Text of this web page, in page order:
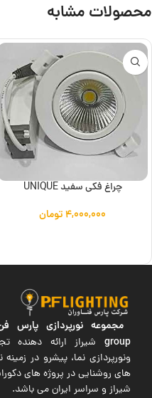
محصولات مشابه
چراغ فکی سفید UNIQUE
۴,۰۰۰,۰۰۰تومان
مجموعه نورپردازی پارس
groupشیراز ارائه دهنده
ونورپردازی نما، پیشرو در
های روشنایی در پروژه های
شیراز و سراسر ایران می باشد.